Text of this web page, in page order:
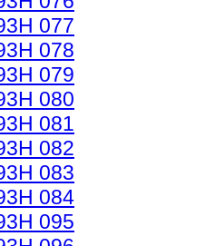
077
078
079
080
081
082
083
084
095